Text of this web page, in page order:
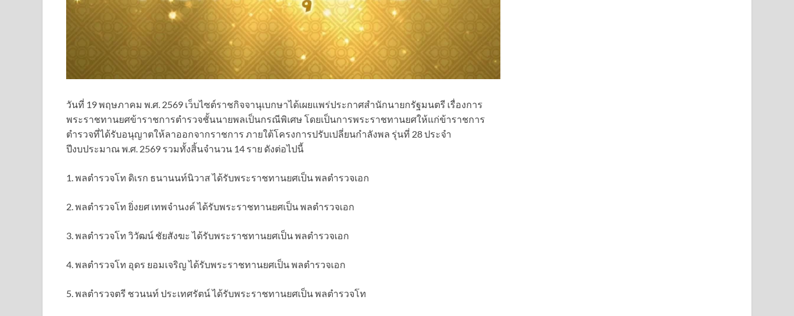
วันที่ 19 พฤษภาคม พ.ศ. 2569 เว็บไซต์ราชกิจจานุเบกษาได้เผยแพร่ประกาศสำนักนายกรัฐมนตรี เรื่องการ
พระราชทานยศข้าราชการตำรวจชั้นนายพลเป็นกรณีพิเศษ โดยเป็นการพระราชทานยศให้แก่ข้าราชการ
ตำรวจที่ได้รับอนุญาตให้ลาออกจากราชการ ภายใต้โครงการปรับเปลี่ยนกำลังพล รุ่นที่ 28 ประจำ
ปีงบประมาณ พ.ศ. 2569 รวมทั้งสิ้นจำนวน 14 ราย ดังต่อไปนี้
1. พลตำรวจโท ดิเรก ธนานนท์นิวาส ได้รับพระราชทานยศเป็น พลตำรวจเอก
2. พลตำรวจโท ยิ่งยศ เทพจำนงค์ ได้รับพระราชทานยศเป็น พลตำรวจเอก
3. พลตำรวจโท วิวัฒน์ ชัยสังฆะ ได้รับพระราชทานยศเป็น พลตำรวจเอก
4. พลตำรวจโท อุดร ยอมเจริญ ได้รับพระราชทานยศเป็น พลตำรวจเอก
5. พลตำรวจตรี ชวนนท์ ประเทศรัตน์ ได้รับพระราชทานยศเป็น พลตำรวจโท